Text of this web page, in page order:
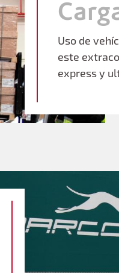
Uso de
este
express y